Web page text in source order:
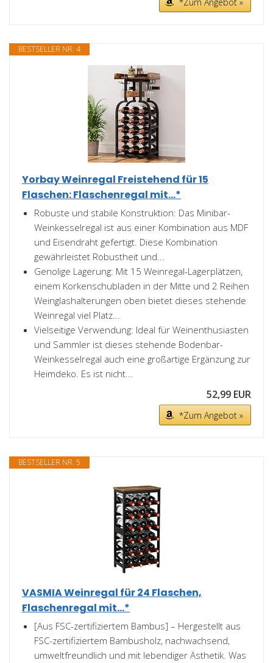
BESTSELLER NR. 4
Yorbay Weinregal Freistehend für 15
Flaschen: Flaschenregal mit...*
Robuste und stabile Konstruktion: Das Minibar-
Weinkesselregal ist aus einer Kombination aus MDF
und Eisendraht gefertigt. Diese Kombination
gewährleistet Robustheit und...
Genolige Lagerung: Mit 15 Weinregal-Lagerplätzen,
einem Korkenschubladen in der Mitte und 2 Reihen
Weinglashalterungen oben bietet dieses stehende
Weinregal viel Platz...
Vielseitige Verwendung: Ideal für Weinenthusiasten
und Sammler ist dieses stehende Bodenbar-
Weinkesselregal auch eine großartige Ergänzung zur
Heimdeko. Es ist nicht...
52,99 EUR
*Zum Angebot »
BESTSELLER NR. 5
VASMIA Weinregal für 24 Flaschen,
Flaschenregal mit...*
[Aus FSC-zertifiziertem Bambus​] – Hergestellt aus
FSC-zertifiziertem Bambusholz, nachwachsend,
umweltfreundlich und mit lebendiger Ästhetik. Was